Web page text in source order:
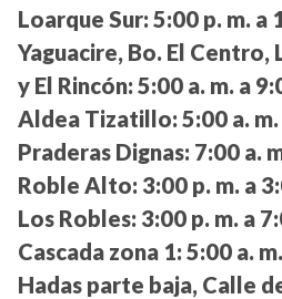
Loarque Sur: 5:00 p. m. a
Yaguacire, Bo. El Centro,
y El Rincón: 5:00 a. m. a
Aldea Tizatillo: 5:00 a.
Praderas Dignas: 7:00 a.
Roble Alto: 3:00 p. m. a
Los Robles: 3:00 p. m. a
Cascada zona 1: 5:00 a.
Hadas parte baja, Calle